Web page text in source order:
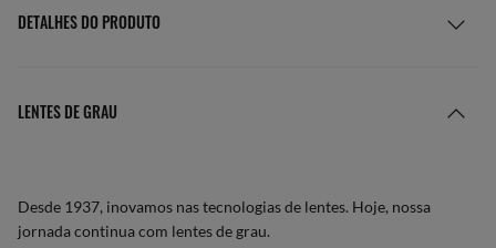
DETALHES DO PRODUTO
LENTES DE GRAU
Desde 1937, inovamos nas tecnologias de lentes. Hoje, nossa
jornada continua com lentes de grau.